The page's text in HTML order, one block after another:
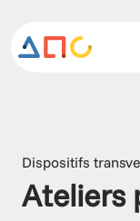
Dispositifs
Ateliers